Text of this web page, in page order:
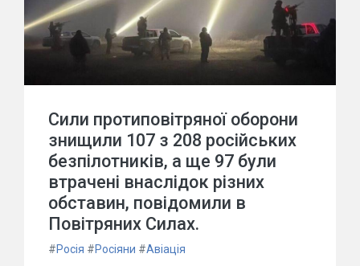
Сили протиповітряної оборони
знищили 107 з 208 російських
безпілотників, а ще 97 були
втрачені внаслідок різних
обставин, повідомили в
Повітряних Силах.
#Росія #Росіяни #Авіація